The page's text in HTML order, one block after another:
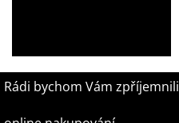
Rádi bychom Vám zpříjemnili